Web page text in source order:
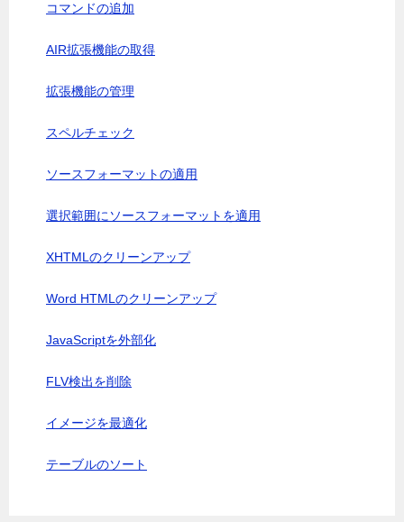
コマンドの追加
AIR拡張機能の取得
拡張機能の管理
スペルチェック
ソースフォーマットの適用
選択範囲にソースフォーマットを適用
XHTMLのクリーンアップ
Word HTMLのクリーンアップ
JavaScriptを外部化
FLV検出を削除
イメージを最適化
テーブルのソート